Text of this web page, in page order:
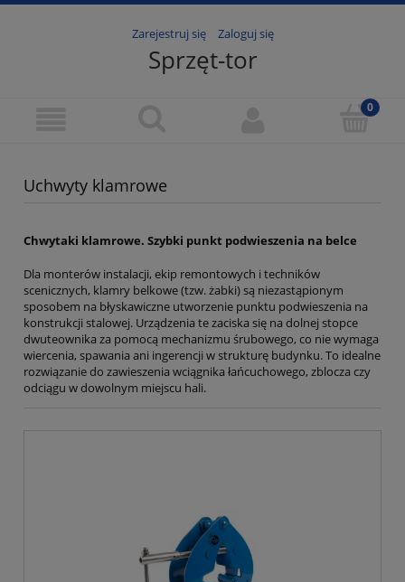
Zarejestruj się Zaloguj się
Sprzęt-tor
Uchwyty klamrowe
Chwytaki klamrowe. Szybki punkt podwieszenia na belce
Dla monterów instalacji, ekip remontowych i techników
scenicznych, klamry belkowe (tzw. żabki) są niezastąpionym
sposobem na błyskawiczne utworzenie punktu podwieszenia na
konstrukcji stalowej. Urządzenia te zaciska się na dolnej stopce
dwuteownika za pomocą mechanizmu śrubowego, co nie wymaga
wiercenia, spawania ani ingerencji w strukturę budynku. To idealne
rozwiązanie do zawieszenia wciągnika łańcuchowego, zblocza czy
odciągu w dowolnym miejscu hali.